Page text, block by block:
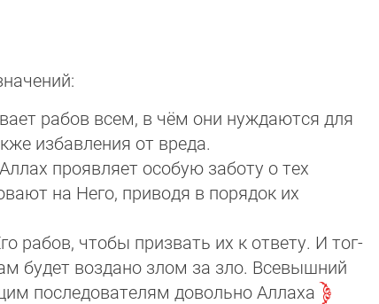
рабов всем, в чём они нуждаются для
избавления от вреда.
проявляет особую заботу о тех
на Него, приводя в порядок их
рабов, чтобы призвать их к ответу. И тог­
будет воздано злом за зло. Все­выш­ний
последователям довольно Ал­лаха